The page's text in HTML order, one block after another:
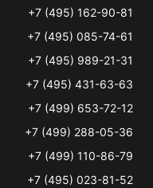
+7 (495) 162-90-81
+7 (495) 085-74-61
+7 (495) 989-21-31
+7 (495) 431-63-63
+7 (499) 653-72-12
+7 (499) 288-05-36
+7 (499) 110-86-79
+7 (495) 023-81-52